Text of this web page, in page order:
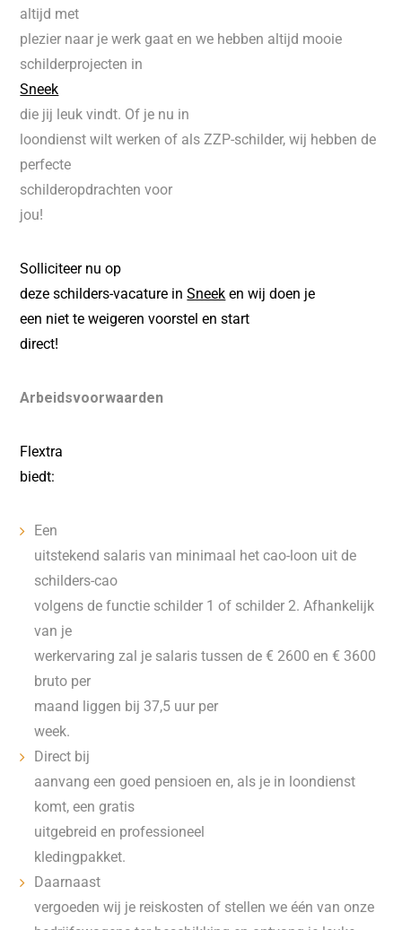
altijd met
plezier naar je werk gaat en we hebben altijd mooie
schilderprojecten in
Sneek
die jij leuk vindt. Of je nu in
loondienst wilt werken of als ZZP-schilder, wij hebben de
perfecte
schilderopdrachten voor
jou!
Solliciteer nu op
deze schilders-vacature inSneek en wij doen je
een niet te weigeren voorstel en start
direct!
Arbeidsvoorwaarden
Flextra
biedt:
Een
uitstekend salaris van minimaal het cao-loon uit de
schilders-cao
volgens de functie schilder 1 of schilder 2. Afhankelijk
van je
werkervaring zal je salaris tussen de € 2600 en € 3600
bruto per
maand liggen bij 37,5 uur per
week.
Direct bij
aanvang een goed pensioen en, als je in loondienst
komt, een gratis
uitgebreid en professioneel
kledingpakket.
Daarnaast
vergoeden wij je reiskosten of stellen we één van onze